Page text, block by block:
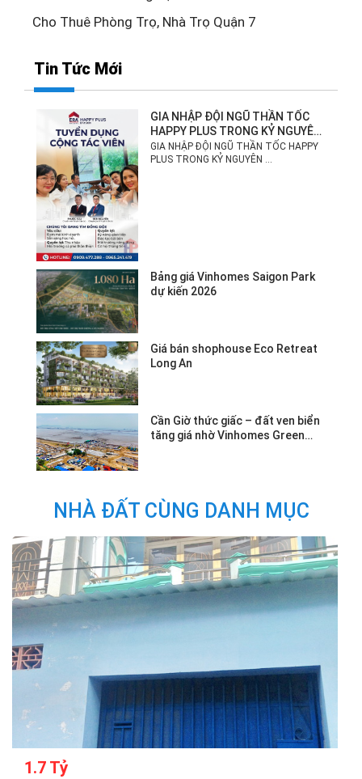
Cho Thuê Phòng Trọ, Nhà Trọ Quận 7
Tin Tức Mới
GIA NHẬP ĐỘI NGŨ THẦN TỐC
HAPPY PLUS TRONG KỶ NGUYÊN
MỚI!
GIA NHẬP ĐỘI NGŨ THẦN TỐC HAPPY
PLUS TRONG KỶ NGUYÊN ...
Bảng giá Vinhomes Saigon Park
dự kiến 2026
Giá bán shophouse Eco Retreat
Long An
Cần Giờ thức giấc – đất ven biển
tăng giá nhờ Vinhomes Green
NHÀ ĐẤT CÙNG DANH MỤC
1.7 Tỷ